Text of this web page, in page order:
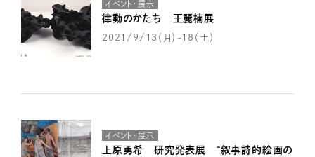
イベント・展示
律動のかたち 王麗楠展
2021/9/13（月）-18（土）
イベント・展示
上原勇希 研究発表展 ⁻叙事詩的絵画の